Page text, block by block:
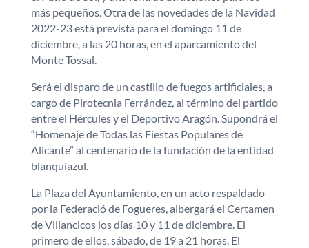
más pequeños. Otra de las novedades de la Navidad
2022-23 está prevista para el domingo 11 de
diciembre, a las 20 horas, en el aparcamiento del
Monte Tossal.
Será el disparo de un castillo de fuegos artificiales, a
cargo de Pirotecnia Ferrández, al término del partido
entre el Hércules y el Deportivo Aragón. Supondrá el
“Homenaje de Todas las Fiestas Populares de
Alicante” al centenario de la fundación de la entidad
blanquiazul.
La Plaza del Ayuntamiento, en un acto respaldado
por la Federació de Fogueres, albergará el Certamen
de Villancicos los días 10 y 11 de diciembre. El
primero de ellos, sábado, de 19 a 21 horas. El